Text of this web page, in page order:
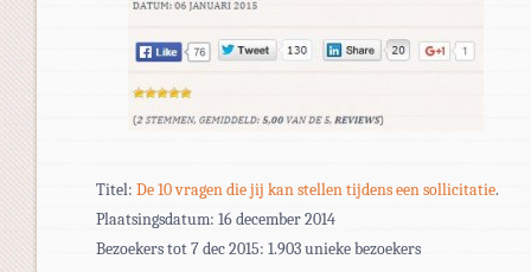
Titel: De 10 vragen die jij kan stellen tijdens een sollicitatie.
Plaatsingsdatum: 16 december 2014
Bezoekers tot 7 dec 2015: 1.903 unieke bezoekers